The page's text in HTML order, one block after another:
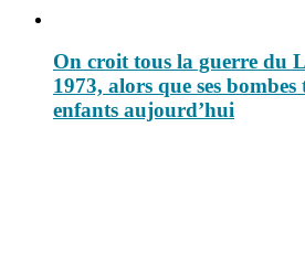
On croit tous la guerre du
1973, alors que ses bombes
enfants aujourd’hui